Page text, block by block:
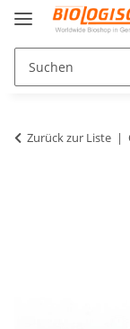
Zurück zur Liste